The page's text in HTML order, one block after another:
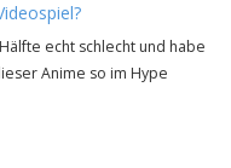
echt schlecht und habe
Anime so im Hype